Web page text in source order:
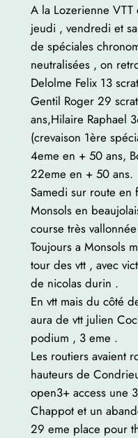
A la Lozerienne
jeudi , vendredi et
de spéciales
neutralisées , on
Delolme Felix 13
Gentil Roger 29
ans,Hilaire Raphael
(crevaison 1ère
4eme en + 50 ans,
22eme en + 50 ans.
Samedi sur route en
Monsols en
course très
Toujours a Monsols
tour des vtt , avec
de nicolas durin .
En vtt mais du côté
aura de vtt julien
podium , 3 eme .
Les routiers avaient
hauteurs de
open3+ access une
Chappot et un
29 eme place pour